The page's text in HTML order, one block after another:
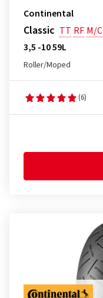
Continental
Classic TT RF M/C
3,5 -10 59L
Roller/Moped
(6)